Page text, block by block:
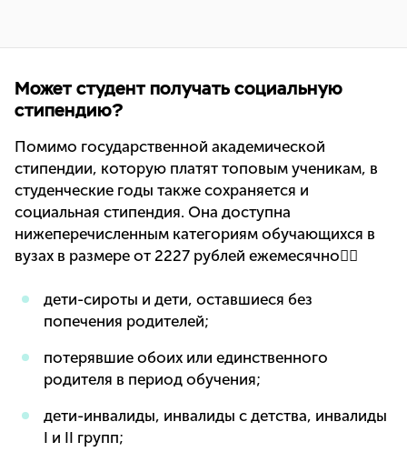
Может студент получать социальную
стипендию?
Помимо государственной академической
стипендии, которую платят топовым ученикам, в
студенческие годы также сохраняется и
социальная стипендия. Она доступна
нижеперечисленным категориям обучающихся в
вузах в размере от 2227 рублей ежемесячно👇🏻
дети-сироты и дети, оставшиеся без
попечения родителей;
потерявшие обоих или единственного
родителя в период обучения;
дети-инвалиды, инвалиды с детства, инвалиды
I и II групп;